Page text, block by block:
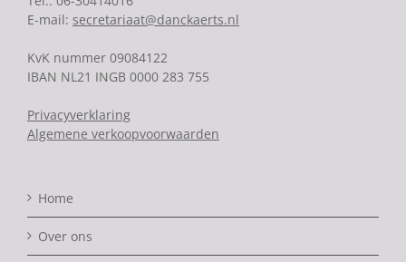
E-mail: secretariaat@danckaerts.nl
KvK nummer 09084122
IBAN NL21 INGB 0000 283 755
Privacyverklaring
Algemene verkoopvoorwaarden
Home
Over ons